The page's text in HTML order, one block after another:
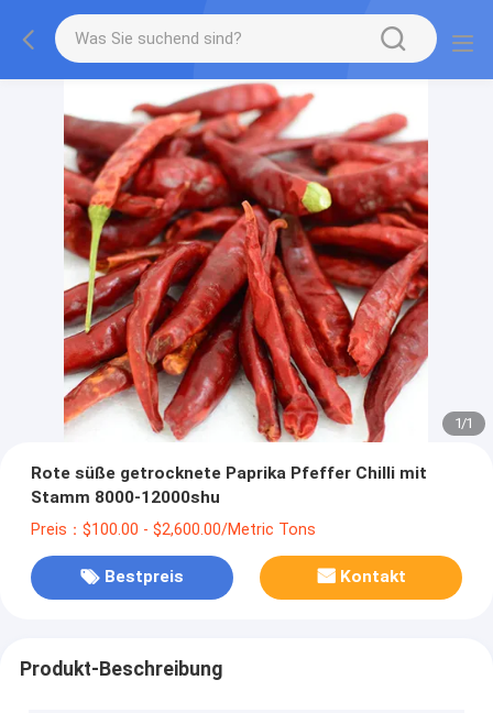
1/1
Rote süße getrocknete Paprika Pfeffer Chilli mit
Stamm 8000-12000shu
Preis：$100.00 - $2,600.00/Metric Tons
Bestpreis Kontakt
Produkt-Beschreibung